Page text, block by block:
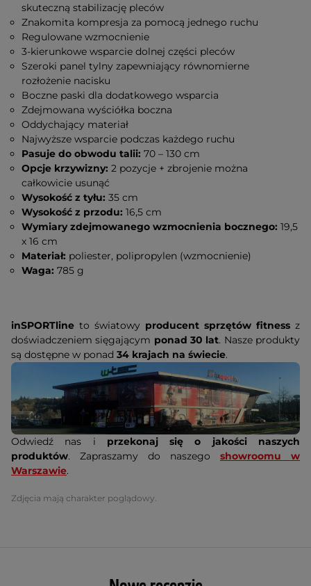
skuteczną stabilizację pleców
Znakomita kompresja za pomocą jednego ruchu
Regulowane wzmocnienie
3-kierunkowe wsparcie dolnej części pleców
Szeroki panel tylny zapewniający równomierne
rozłożenie nacisku
Boczne paski dla dodatkowego wsparcia
Zdejmowana wyściółka boczna
Oddychający materiał
Najwyższe wsparcie podczas każdego ruchu
Pasuje do obwodu talii: 70 – 130 cm
Opcje krzywizny: 2 pozycje + zbrojenie można
całkowicie usunąć
Wysokość z tyłu: 35 cm
Wysokość z przodu: 16,5 cm
Wymiary zdejmowanego wzmocnienia bocznego: 19,5
x 16 cm
Materiał: poliester, polipropylen (wzmocnienie)
Waga: 785 g
inSPORTline to światowy producent sprzętów fitness z
doświadczeniem sięgającym ponad 30 lat. Nasze produkty
są dostępne w ponad 34 krajach na świecie.
Odwiedź nas i przekonaj się o jakości naszych
produktów. Zapraszamy do naszego showroomu w
Warszawie.
Zdjęcia mają charakter poglądowy.